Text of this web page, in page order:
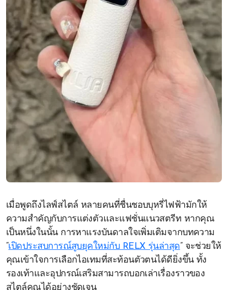
เมื่อพูดถึงไลฟ์สไตล์ หลายคนที่ชื่นชอบบุหรี่ไฟฟ้ามักให้
ความสำคัญกับการแต่งตัวและแฟชั่นแนวสตรีท หากคุณ
เป็นหนึ่งในนั้น การหาแรงบันดาลใจเพิ่มเติมจากบทความ
“เปิดประสบการณ์สูบยุคใหม่กับ RELX รุ่นล่าสุด” จะช่วยให้
คุณเข้าใจการเลือกไอเทมที่สะท้อนตัวตนได้ดียิ่งขึ้น ทั้ง
รองเท้าและอุปกรณ์เสริมสามารถบอกเล่าเรื่องราวของ
สไตล์คุณได้อย่างชัดเจน